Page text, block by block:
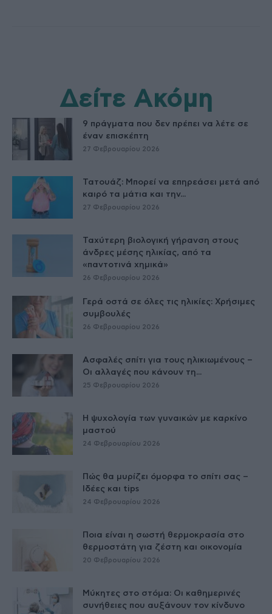
Δείτε Ακόμη
9 πράγματα που δεν πρέπει να λέτε σε
έναν επισκέπτη
27 Φεβρουαρίου 2026
Τατουάζ: Μπορεί να επηρεάσει μετά από
καιρό τα μάτια και την...
27 Φεβρουαρίου 2026
Ταχύτερη βιολογική γήρανση στους
άνδρες μέσης ηλικίας, από τα
«παντοτινά χημικά»
26 Φεβρουαρίου 2026
Γερά οστά σε όλες τις ηλικίες: Χρήσιμες
συμβουλές
26 Φεβρουαρίου 2026
Ασφαλές σπίτι για τους ηλικιωμένους –
Οι αλλαγές που κάνουν τη...
25 Φεβρουαρίου 2026
Η ψυχολογία των γυναικών με καρκίνο
μαστού
24 Φεβρουαρίου 2026
Πώς θα μυρίζει όμορφα το σπίτι σας –
Ιδέες και tips
24 Φεβρουαρίου 2026
Ποια είναι η σωστή θερμοκρασία στο
θερμοστάτη για ζέστη και οικονομία
20 Φεβρουαρίου 2026
Μύκητες στο στόμα: Οι καθημερινές
συνήθειες που αυξάνουν τον κίνδυνο